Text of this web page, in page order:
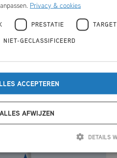
Volgende
Privacy & cookies
PRESTATIE
NIET-GECLASSIFICEERD
ACCEPTEREN
ALLES AFWIJZEN
DETAILS